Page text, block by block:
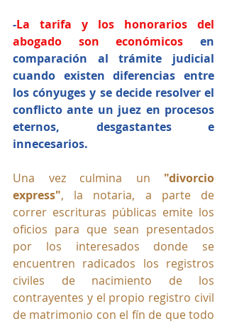
-La tarifa y los honorarios del
abogado son económicos en
comparación al trámite judicial
cuando existen diferencias entre
los cónyuges y se decide resolver el
conflicto ante un juez en procesos
eternos, desgastantes e
innecesarios.
Una vez culmina un "divorcio
express", la notaria, a parte de
correr escrituras públicas emite los
oficios para que sean presentados
por los interesados donde se
encuentren radicados los registros
civiles de nacimiento de los
contrayentes y el propio registro civil
de matrimonio con el fín de que todo